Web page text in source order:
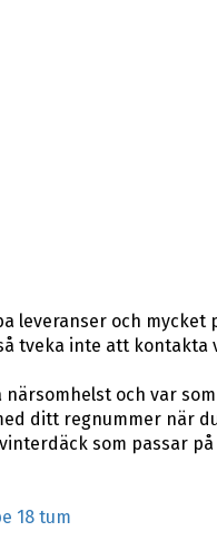
leveranser och
tveka inte att kontakta
och var
ditt regnummer när
som passar på
18 tum